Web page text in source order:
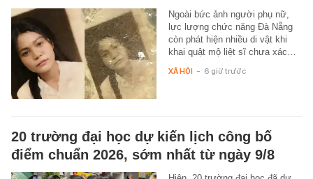
Ngoài bức ảnh người phụ nữ,
lực lượng chức năng Đà Nẵng
còn phát hiện nhiều di vật khi
khai quật mộ liệt sĩ chưa xác…
XÃ HỘI - 6 giờ trước
20 trường đại học dự kiến lịch công bố
điểm chuẩn 2026, sớm nhất từ ngày 9/8